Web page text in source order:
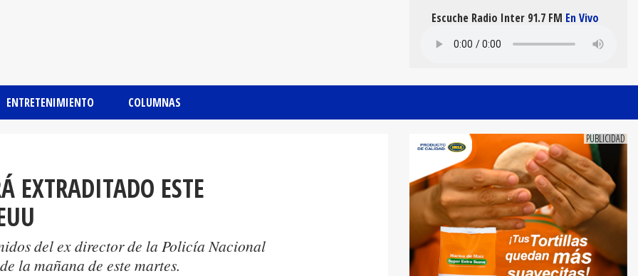
ENTRETENIMIENTO COLUMNAS
Escuche Radio Inter 91.7 FM En Vivo
EXTRADITADO ESTE
del ex director de la Policía Nacional
la mañana de este martes.